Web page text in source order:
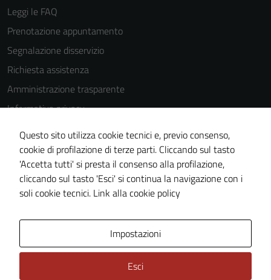
Leggi le FAQ
Prenotazione appuntamento
Segnalazione disservizio
Richiesta assistenza
Amministrazione trasparente
Informativa privacy
Cookie Policy
Note legali
Dichiarazione di accessibilità
Piano di miglioramento del sito
Questo sito utilizza cookie tecnici e, previo consenso,
cookie di profilazione di terze parti. Cliccando sul tasto
'Accetta tutti' si presta il consenso alla profilazione,
cliccando sul tasto 'Esci' si continua la navigazione con i
soli cookie tecnici. Link alla cookie policy
Impostazioni
Esci
possono
essere
disabilitati.
Questi cookie
non raccolgono
personali.